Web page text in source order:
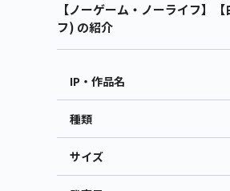
【ノーゲーム・ノーライフ】
フ) の紹介
IP・作品名
種類
サイズ